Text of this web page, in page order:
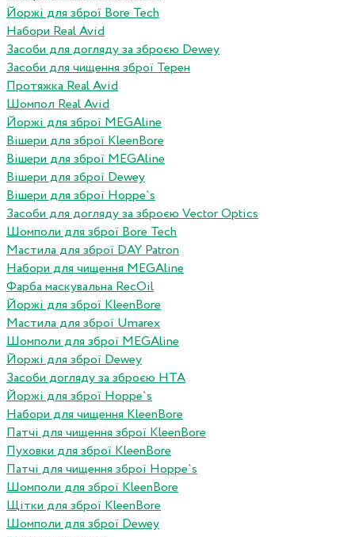
Йоржі для зброї Bore Tech
Набори Real Avid
Засоби для догляду за зброєю Dewey
Засоби для чищення зброї Терен
Протяжка Real Avid
Шомпол Real Avid
Йоржі для зброї MEGAline
Вішери для зброї KleenBore
Вішери для зброї MEGAline
Вішери для зброї Dewey
Вішери для зброї Hoppe`s
Засоби для догляду за зброєю Vector Optics
Шомполи для зброї Bore Tech
Мастила для зброї DAY Patron
Набори для чищення MEGAline
Фарба маскувальна RecOil
Йоржі для зброї KleenBore
Мастила для зброї Umarex
Шомполи для зброї MEGAline
Йоржі для зброї Dewey
Засоби догляду за зброєю HTA
Йоржі для зброї Hoppe`s
Набори для чищення KleenBore
Патчі для чищення зброї KleenBore
Пуховки для зброї KleenBore
Патчі для чищення зброї Hoppe`s
Шомполи для зброї KleenBore
Щітки для зброї KleenBore
Шомполи для зброї Dewey